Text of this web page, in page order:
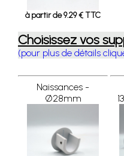
à partir de 9.29 € TTC
Choisissez vos
(pour plus de détails
Naissances -
Ø28mm